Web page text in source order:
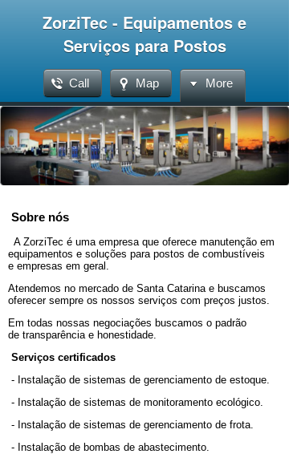
ZorziTec - Equipamentos e
Serviços para Postos
Call Map More
Sobre nós
A ZorziTec é uma empresa que oferece manutenção em
equipamentos e soluções para postos de combustíveis
e empresas em geral.
Atendemos no mercado de Santa Catarina e buscamos
oferecer sempre os nossos serviços com preços justos.
Em todas nossas negociações buscamos o padrão
de transparência e honestidade.
Serviços certificados
- Instalação de sistemas de gerenciamento de estoque.
- Instalação de sistemas de monitoramento ecológico.
- Instalação de sistemas de gerenciamento de frota.
- Instalação de bombas de abastecimento.